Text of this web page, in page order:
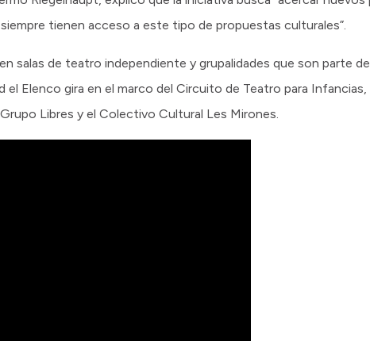
tienen acceso a este tipo de propuestas culturales”.
salas de teatro independiente y grupalidades que son parte
Elenco gira en el marco del Circuito de Teatro para
Libres y el Colectivo Cultural Les Mirones.